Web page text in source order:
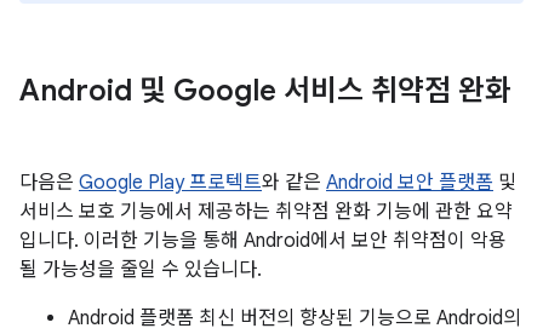
Android 및 Google 서비스 취약점 완화
다음은 Google Play 프로텍트와 같은 Android 보안 플랫폼 및
서비스 보호 기능에서 제공하는 취약점 완화 기능에 관한 요약
입니다. 이러한 기능을 통해 Android에서 보안 취약점이 악용
될 가능성을 줄일 수 있습니다.
Android 플랫폼 최신 버전의 향상된 기능으로 Android의